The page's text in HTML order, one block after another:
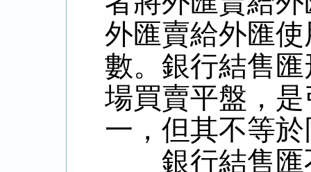
外匯賣給外匯
數。銀行結售
場買賣平盤，
一，但其不等
銀行結售匯